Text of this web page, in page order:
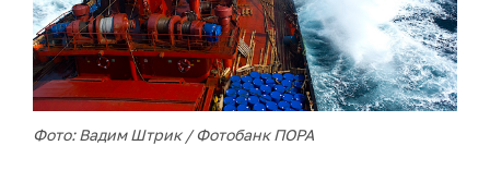
Фото: Вадим Штрик / Фотобанк ПОРА